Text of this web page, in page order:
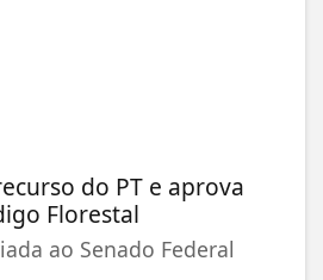
do PT e aprova
Florestal
ao Senado Federal